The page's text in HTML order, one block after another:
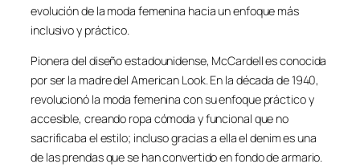
evolución de la moda femenina hacia un enfoque más
inclusivo y práctico.
Pionera del diseño estadounidense, McCardell es conocida
por ser la madre del American Look. En la década de 1940,
revolucionó la moda femenina con su enfoque práctico y
accesible, creando ropa cómoda y funcional que no
sacrificaba el estilo; incluso gracias a ella el denim es una
de las prendas que se han convertido en fondo de armario.